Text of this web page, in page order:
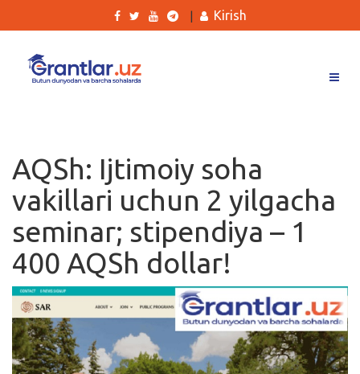
Ishlar
Kurslar
Blog
Yana
Qidirish
Kirish
AQSh: Ijtimoiy soha
vakillari uchun 2 yilgacha
seminar; stipendiya – 1
400 AQSh dollar!